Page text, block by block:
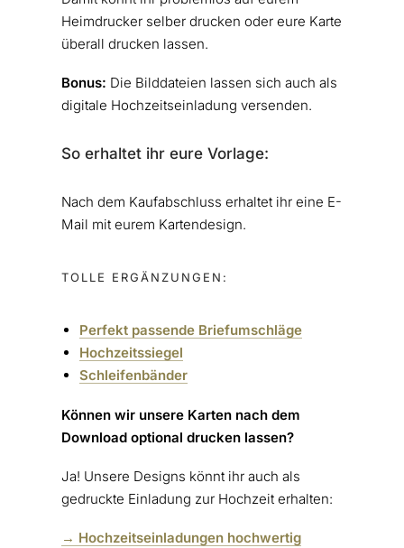
Heimdrucker selber drucken oder eure Karte
überall drucken lassen.
Bonus: Die Bilddateien lassen sich auch als
digitale Hochzeitseinladung versenden.
So erhaltet ihr eure Vorlage:
Nach dem Kaufabschluss erhaltet ihr eine E-
Mail mit eurem Kartendesign.
TOLLE ERGÄNZUNGEN:
Perfekt passende Briefumschläge
Hochzeitssiegel
Schleifenbänder
Können wir unsere Karten nach dem
Download optional drucken lassen?
Ja! Unsere Designs könnt ihr auch als
gedruckte Einladung zur Hochzeit erhalten:
→ Hochzeitseinladungen hochwertig